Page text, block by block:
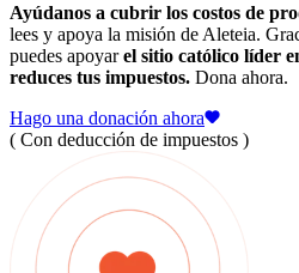
Ayúdanos a cubrir los costos de
lees y apoya la misión de Aleteia.
puedes apoyarel sitio católico líder
reduces tus impuestos. Dona ahora.
Hago una donación ahora
( Con deducción de impuestos )